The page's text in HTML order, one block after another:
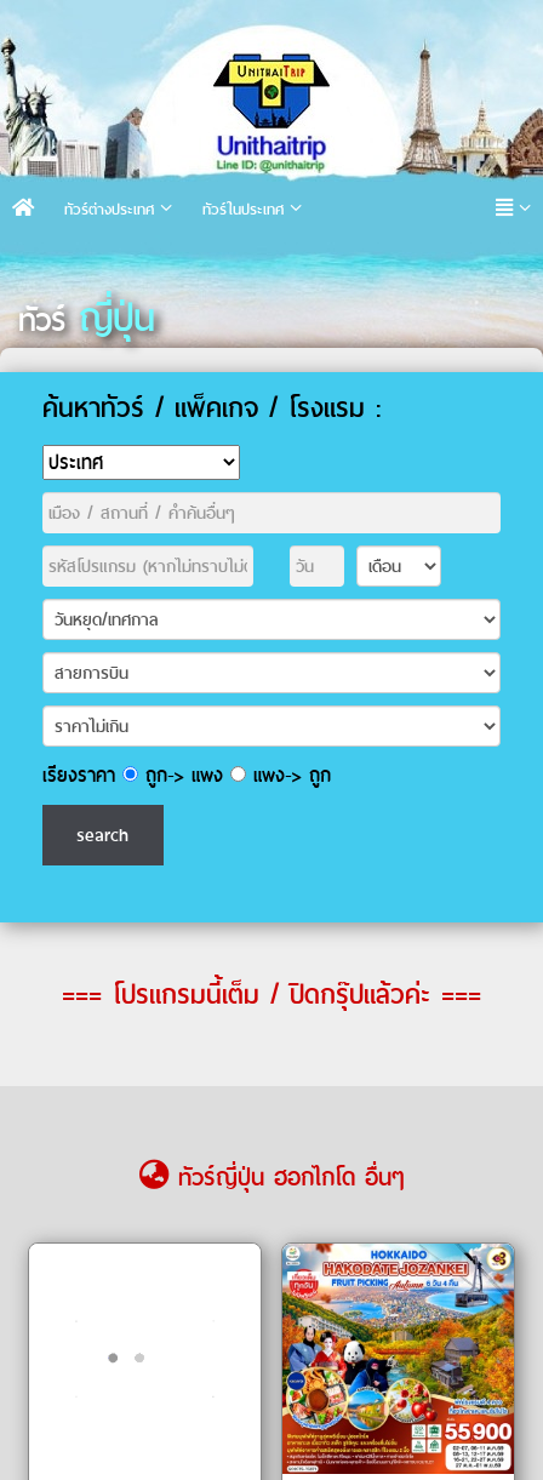
ทัวร์ต่างประเทศ ทัวร์ในประเทศ
ทัวร์ ญี่ปุ่น
ค้นหาทัวร์ / แพ็คเกจ / โรงแรม :
เรียงราคา ถูก-> แพง แพง-> ถูก
=== โปรแกรมนี้เต็ม / ปิดกรุ๊ปแล้วค่ะ ===
ทัวร์ญี่ปุ่น ฮอกไกโด อื่นๆ